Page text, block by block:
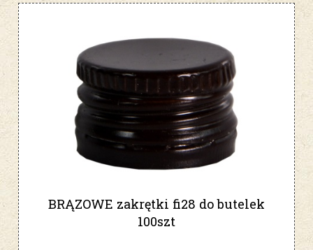
BRĄZOWE zakrętki fi28 do butelek
100szt